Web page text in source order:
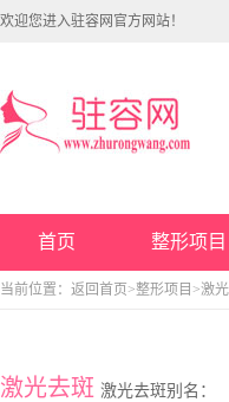
欢迎您进入驻容网官方网站！
首页 整形项目
当前位置： 返回首页 >整形项目 >激
激光去斑 激光去斑别名：